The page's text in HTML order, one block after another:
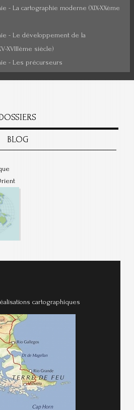
- La cartographie moderne (XIX-XXème
- Le développement de la
XVIIIème siècle)
- Les précurseurs
BLOG
cartographiques